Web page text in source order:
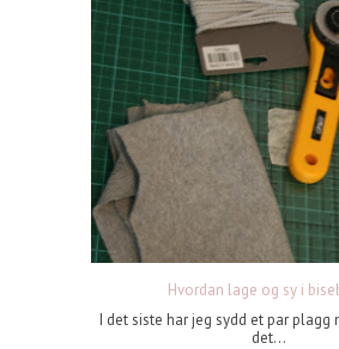
Hvordan lage og sy i
I det siste har jeg sydd et par plagg
det...